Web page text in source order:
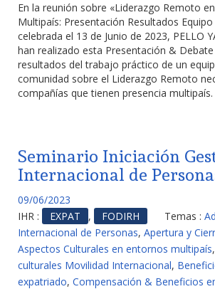
En la reunión sobre «Liderazgo Remoto
Multipaís: Presentación Resultados
celebrada el 13 de Junio de 2023, PELLO
han realizado esta Presentación &
resultados del trabajo práctico de un
comunidad sobre el Liderazgo Remoto
compañías que tienen presencia
Seminario Iniciación
Internacional de
09/06/2023
IHR :
EXPAT , FODIRH Temas :
Internacional de Personas, Apertura y
Aspectos Culturales en entornos multipaís,
culturales Movilidad Internacional,
expatriado, Compensación & Beneficios